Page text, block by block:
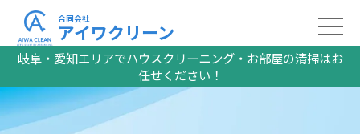
岐阜・愛知エリアでハウスクリーニング・お部屋の清掃はお
任せください！
合同会社
アイワクリーン